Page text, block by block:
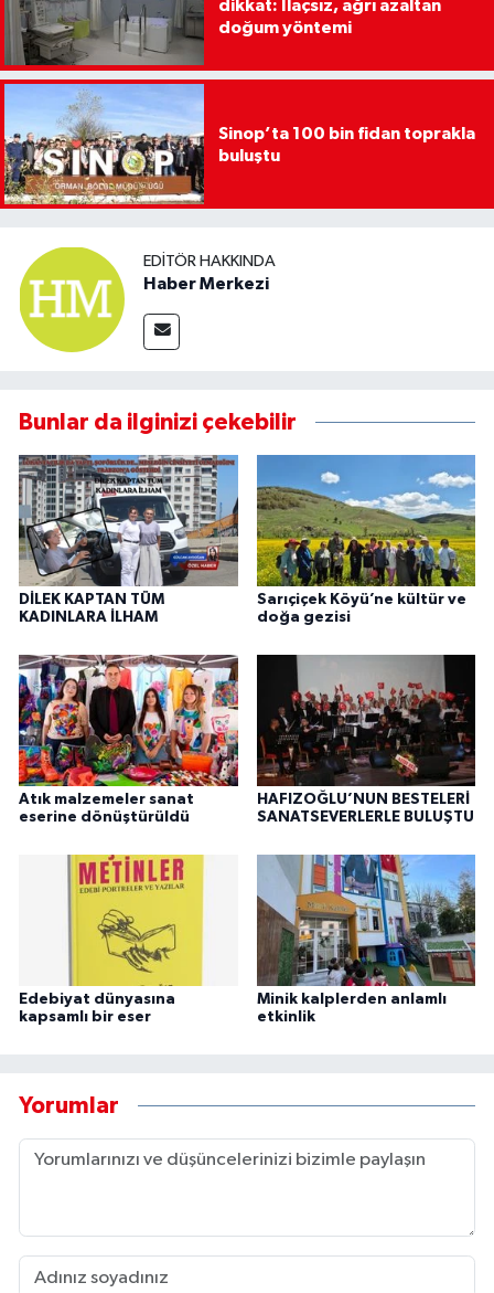
dikkat: İlaçsız, ağrı azaltan
doğum yöntemi
Sinop’ta 100 bin fidan toprakla
buluştu
EDITÖR HAKKINDA
Haber Merkezi
Bunlar da ilginizi çekebilir
DİLEK KAPTAN TÜM
KADINLARA İLHAM
Sarıçiçek Köyü’ne kültür ve
doğa gezisi
Atık malzemeler sanat
eserine dönüştürüldü
HAFIZOĞLU’NUN BESTELERİ
SANATSEVERLERLE BULUŞTU
Edebiyat dünyasına
kapsamlı bir eser
Minik kalplerden anlamlı
etkinlik
Yorumlar